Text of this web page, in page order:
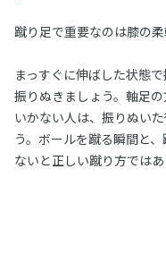
蹴り足で重要なのは膝の柔
まっすぐに伸ばした状態
振りぬきましょう。軸足
いかない人は、振りぬい
う。ボールを蹴る瞬間と
ないと正しい蹴り方ではあ